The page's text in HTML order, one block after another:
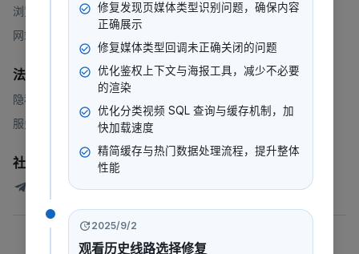
浏览
网站地图
法律
隐私政策
服务条款
社群
247看测试讨论群
©2026 247看.版权所有
修复发现页媒体类型识别问题，确保内容
正确展示
修复媒体类型回调未正确关闭的问题
优化鉴权上下文与海报工具，减少不必要
的渲染
优化分类视频 SQL 查询与缓存机制，加
快加载速度
精简缓存与热门数据处理流程，提升整体
性能
2025/9/2
观看历史线路选择修复